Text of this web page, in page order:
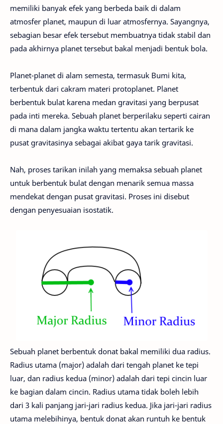
memiliki banyak efek yang berbeda baik di dalam
atmosfer planet, maupun di luar atmosfernya. Sayangnya,
sebagian besar efek tersebut membuatnya tidak stabil dan
pada akhirnya planet tersebut bakal menjadi bentuk bola.
Planet-planet di alam semesta, termasuk Bumi kita,
terbentuk dari cakram materi protoplanet. Planet
berbentuk bulat karena medan gravitasi yang berpusat
pada inti mereka. Sebuah planet berperilaku seperti cairan
di mana dalam jangka waktu tertentu akan tertarik ke
pusat gravitasinya sebagai akibat gaya tarik gravitasi.
Nah, proses tarikan inilah yang memaksa sebuah planet
untuk berbentuk bulat dengan menarik semua massa
mendekat dengan pusat gravitasi. Proses ini disebut
dengan penyesuaian isostatik.
Sebuah planet berbentuk donat bakal memiliki dua radius.
Radius utama (major) adalah dari tengah planet ke tepi
luar, dan radius kedua (minor) adalah dari tepi cincin luar
ke bagian dalam cincin. Radius utama tidak boleh lebih
dari 3 kali panjang jari-jari radius kedua. Jika jari-jari radius
utama melebihinya, bentuk donat akan runtuh ke bentuk